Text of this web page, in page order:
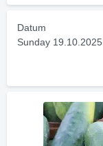
Datum
Sunday 19.10.2025.